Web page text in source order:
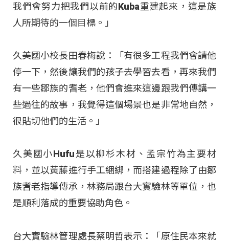
我們會努力把我們以前的Kuba重建起來，這是族
人所期待的一個目標。」
久美國小校長田春梅說：「有很多工程我們會請他
停一下，然後讓我們的孩子去學習去看，再來我們
有一些鄒族的耆老，他們會進來這邊跟我們傳講一
些過往的故事，我覺得這個場景也是非常地自然，
很貼切他們的生活。」
久美國小Hufu是以柳杉木材、孟宗竹為主要材
料，並以黃藤進行手工綑綁，而搭建過程除了由鄒
族耆老指導傳承，林務局跟台大實驗林等單位，也
是順利落成的重要協助角色。
台大實驗林管理處長蔡明哲表示：「原住民本來就